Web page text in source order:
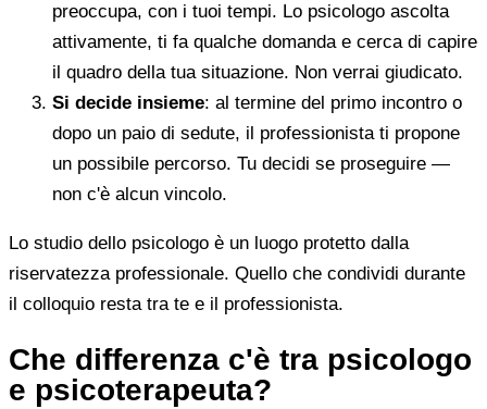
preoccupa, con i tuoi tempi. Lo psicologo ascolta
attivamente, ti fa qualche domanda e cerca di capire
il quadro della tua situazione. Non verrai giudicato.
Si decide insieme: al termine del primo incontro o
dopo un paio di sedute, il professionista ti propone
un possibile percorso. Tu decidi se proseguire —
non c'è alcun vincolo.
Lo studio dello psicologo è un luogo protetto dalla
riservatezza professionale. Quello che condividi durante
il colloquio resta tra te e il professionista.
Che differenza c'è tra psicologo
e psicoterapeuta?